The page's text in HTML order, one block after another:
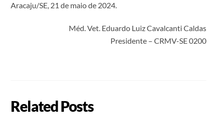
Aracaju/SE, 21 de maio de 2024.
Méd. Vet. Eduardo Luiz Cavalcanti Caldas
Presidente – CRMV-SE 0200
Related Posts